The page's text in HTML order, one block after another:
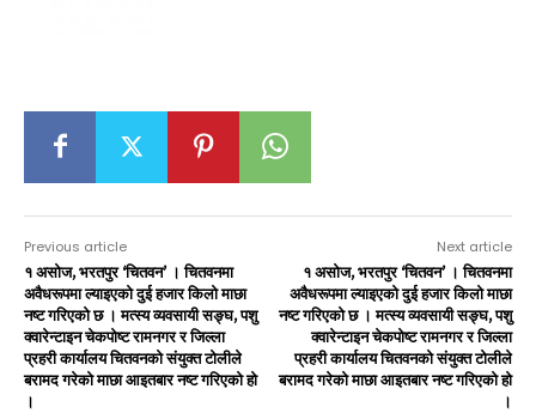
Previous article
१ असोज, भरतपुर ‘चितवन’ । चितवनमा
अवैधरूपमा ल्याइएको दुई हजार किलो माछा
नष्ट गरिएको छ । मत्स्य व्यवसायी सङ्घ, पशु
क्वारेन्टाइन चेकपोष्ट रामनगर र जिल्ला
प्रहरी कार्यालय चितवनको संयुक्त टोलीले
बरामद गरेको माछा आइतबार नष्ट गरिएको हो
।
Next article
१ असोज, भरतपुर ‘चितवन’ । चितवनमा
अवैधरूपमा ल्याइएको दुई हजार किलो माछा
नष्ट गरिएको छ । मत्स्य व्यवसायी सङ्घ, पशु
क्वारेन्टाइन चेकपोष्ट रामनगर र जिल्ला
प्रहरी कार्यालय चितवनको संयुक्त टोलीले
बरामद गरेको माछा आइतबार नष्ट गरिएको हो
।